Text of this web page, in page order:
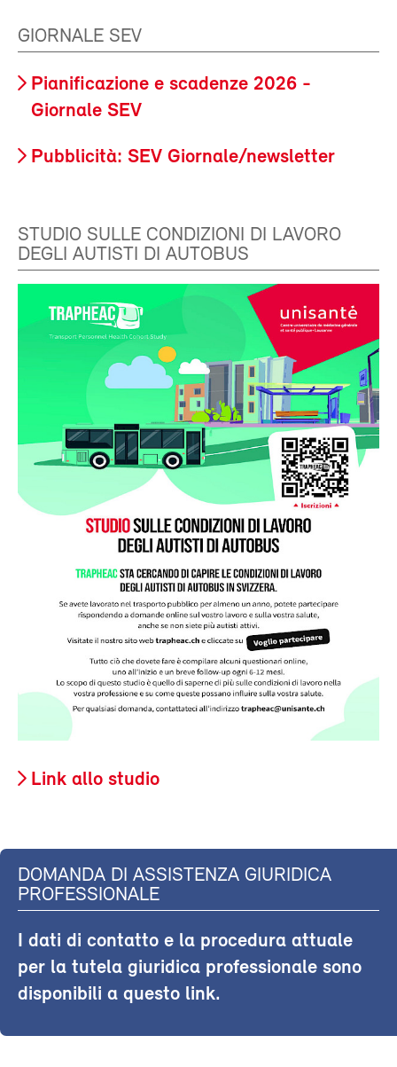
GIORNALE SEV
Pianificazione e scadenze 2026 -
Giornale SEV
Pubblicità: SEV Giornale/newsletter
STUDIO SULLE CONDIZIONI DI LAVORO
DEGLI AUTISTI DI AUTOBUS
Link allo studio
DOMANDA DI ASSISTENZA GIURIDICA
PROFESSIONALE
I dati di contatto e la procedura attuale
per la tutela giuridica professionale sono
disponibili a questo link.